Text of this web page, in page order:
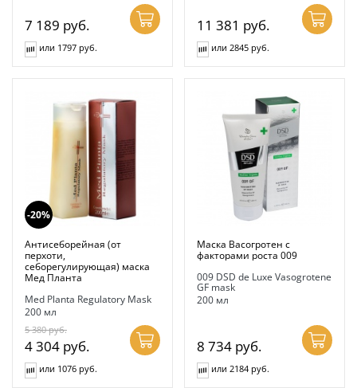
7 189 руб.
или 1797 руб.
11 381 руб.
или 2845 руб.
-20%
Антисеборейная (от
перхоти,
себорегулирующая) маска
Мед Планта
Med Planta Regulatory Mask
200 мл
5 380руб.
4 304 руб.
или 1076 руб.
Маска Васогротен с
факторами роста 009
009 DSD de Luxe Vasogrotene
GF mask
200 мл
8 734 руб.
или 2184 руб.